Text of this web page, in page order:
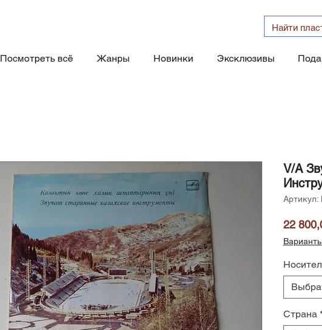
Посмотреть всё Жанры Новинки Эксклюзивы
V/A
22
Страна